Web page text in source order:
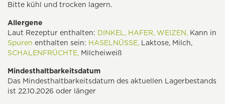
Bitte kühl und trocken lagern.
Allergene
Laut Rezeptur enthalten: DINKEL, HAFER, WEIZEN, Kann in
Spuren enthalten sein: HASELNÜSSE, Laktose, Milch,
SCHALENFRÜCHTE, Milcheiweiß
Mindesthaltbarkeitsdatum
Das Mindesthaltbarkeitsdatum des aktuellen Lagerbestands
ist 22.10.2026 oder länger